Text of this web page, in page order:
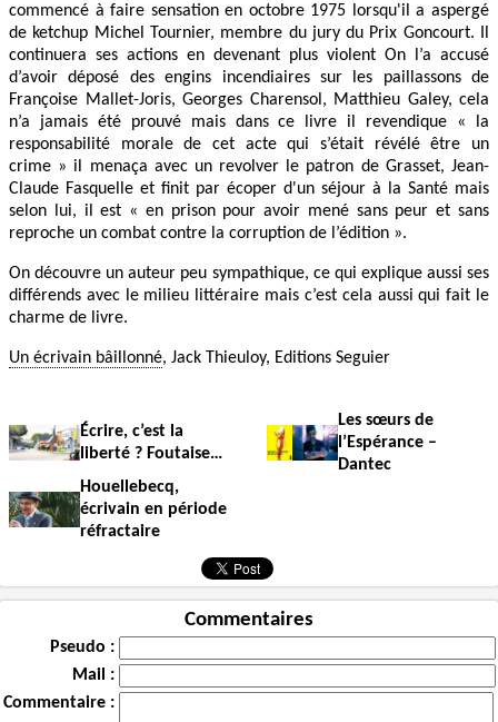
commencé à faire sensation en octobre 1975 lorsqu'il a aspergé
de ketchup Michel Tournier, membre du jury du Prix Goncourt. Il
continuera ses actions en devenant plus violent On l’a accusé
d’avoir déposé des engins incendiaires sur les paillassons de
Françoise Mallet-Joris, Georges Charensol, Matthieu Galey, cela
n’a jamais été prouvé mais dans ce livre il revendique « la
responsabilité morale de cet acte qui s’était révélé être un
crime » il menaça avec un revolver le patron de Grasset, Jean-
Claude Fasquelle et finit par écoper d'un séjour à la Santé mais
selon lui, il est « en prison pour avoir mené sans peur et sans
reproche un combat contre la corruption de l’édition ».
On découvre un auteur peu sympathique, ce qui explique aussi ses
différends avec le milieu littéraire mais c’est cela aussi qui fait le
charme de livre.
Un écrivain bâillonné, Jack Thieuloy, Editions Seguier
Écrire, c’est la
liberté ? Foutaise…
Les sœurs de
l’Espérance –
Dantec
Houellebecq,
écrivain en période
réfractaire
Commentaires
Pseudo :
Mail :
Commentaire :